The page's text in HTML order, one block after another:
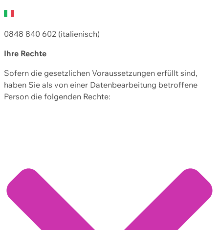
0848 840 602 (italienisch)
Ihre Rechte
Sofern die gesetzlichen Voraussetzungen erfüllt sind,
haben Sie als von einer Datenbearbeitung betroffene
Person die folgenden Rechte: